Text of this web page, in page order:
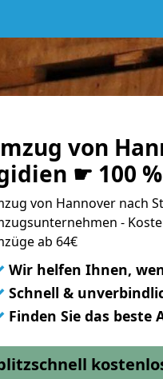
von
☛ 100
von Hannover nach
-
ab 64€
Wir helfen Ihnen,
Schnell &
Finden Sie das